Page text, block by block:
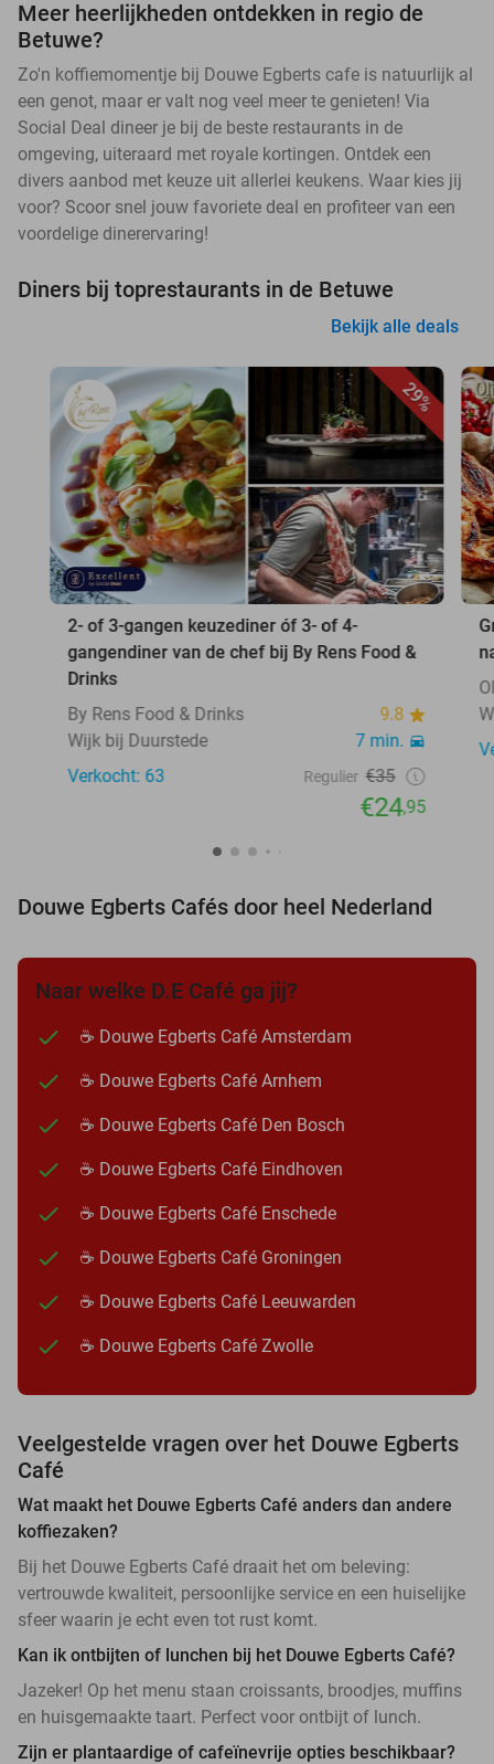
Meer heerlijkheden ontdekken in regio de
Betuwe?
Zo'n koffiemomentje bij Douwe Egberts cafe is natuurlijk al
een genot, maar er valt nog veel meer te genieten! Via
Social Deal dineer je bij de beste restaurants in de
omgeving, uiteraard met royale kortingen. Ontdek een
divers aanbod met keuze uit allerlei keukens. Waar kies jij
voor? Scoor snel jouw favoriete deal en profiteer van een
voordelige dinerervaring!
Diners bij toprestaurants in de Betuwe
Bekijk alle deals
29%
2- of 3-gangen keuzediner óf 3- of 4-
gangendiner van de chef bij By Rens Food &
Drinks
By Rens Food & Drinks
9.8
Wijk bij Duurstede
7 min.
Verkocht: 63
Regulier €35
€24,95
Douwe Egberts Cafés door heel Nederland
Naar welke D.E Café ga jij?
☕ Douwe Egberts Café Amsterdam
☕ Douwe Egberts Café Arnhem
☕ Douwe Egberts Café Den Bosch
☕ Douwe Egberts Café Eindhoven
☕ Douwe Egberts Café Enschede
☕ Douwe Egberts Café Groningen
☕ Douwe Egberts Café Leeuwarden
☕ Douwe Egberts Café Zwolle
Veelgestelde vragen over het Douwe Egberts
Café
Wat maakt het Douwe Egberts Café anders dan andere
koffiezaken?
Bij het Douwe Egberts Café draait het om beleving:
vertrouwde kwaliteit, persoonlijke service en een huiselijke
sfeer waarin je echt even tot rust komt.
Kan ik ontbijten of lunchen bij het Douwe Egberts Café?
Jazeker! Op het menu staan croissants, broodjes, muffins
en huisgemaakte taart. Perfect voor ontbijt of lunch.
Zijn er plantaardige of cafeïnevrije opties beschikbaar?